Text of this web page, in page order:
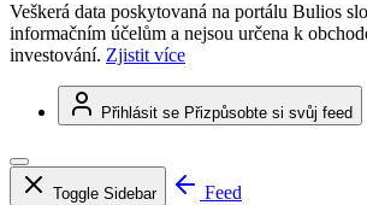
Veškerá data poskytovaná na portálu Bulios
informačním účelům a nejsou určena k
investování. Zjistit více
Přihlásit se Přizpůsobte si svůj feed
Toggle Sidebar
Feed